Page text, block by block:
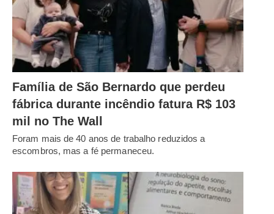
Família de São Bernardo que perdeu
fábrica durante incêndio fatura R$ 103
mil no The Wall
Foram mais de 40 anos de trabalho reduzidos a
escombros, mas a fé permaneceu.